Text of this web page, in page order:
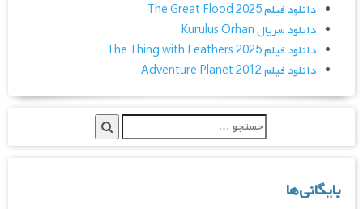
دانلود فیلم The Great Flood 2025
دانلود سریال Kurulus Orhan
دانلود فیلم The Thing with Feathers 2025
دانلود فیلم Adventure Planet 2012
بایگانی‌ها